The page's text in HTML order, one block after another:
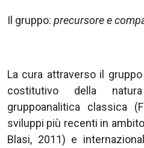
Il gruppo: precursore e
La cura attraverso il
costitutivo della
gruppoanalitica classica
sviluppi più recenti in
Blasi, 2011) e